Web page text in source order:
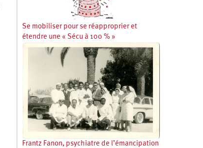
Se mobiliser pour se réapproprier et
étendre une « Sécu à 100 % »
Frantz Fanon, psychiatre de l’émancipation